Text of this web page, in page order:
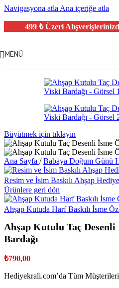
Navigasyona atla Ana içeriğe atla
499 ₺ Üzeri
MENÜ
Büyütmek için tıklayın
Ana Sayfa / Babaya Doğum Günü
Resim ve İsim Baskılı Ahşap
Ürünlere geri dön
Ahşap Kutuda Harf Baskılı İsme
Ahşap Kutulu Taç
Bardağı
₺790,00
Hediyekrali.com’da Tüm